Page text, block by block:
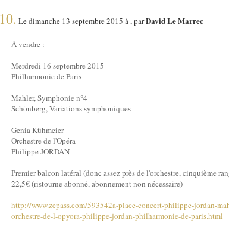
10. Le dimanche 13 septembre 2015 à , parDavid Le Marrec
À vendre :
Merdredi 16 septembre 2015
Philharmonie de Paris
Mahler, Symphonie n°4
Schönberg, Variations symphoniques
Genia Kühmeier
Orchestre de l'Opéra
Philippe JORDAN
Premier balcon latéral (donc assez près de l'orchestre, cinquième
22,5€ (ristourne abonné, abonnement non nécessaire)
http://www.zepass.com/593542a-place-concert-philippe-jordan-
orchestre-de-l-opyora-philippe-jordan-philharmonie-de-paris.html